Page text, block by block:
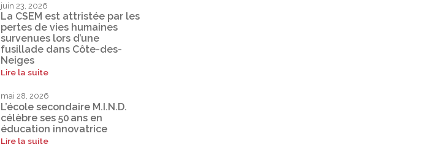
juin 23, 2026
La CSEM est attristée par les
pertes de vies humaines
survenues lors d’une
fusillade dans Côte-des-
Neiges
Lire la suite
mai 28, 2026
L’école secondaire M.I.N.D.
célèbre ses 50 ans en
éducation innovatrice
Lire la suite